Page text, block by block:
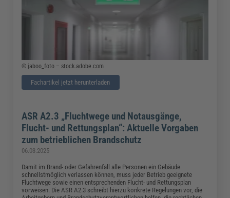
© jaboo_foto – stock.adobe.com
Fachartikel jetzt herunterladen
ASR A2.3 „Fluchtwege und Notausgänge,
Flucht- und Rettungsplan“: Aktuelle Vorgaben
zum betrieblichen Brandschutz
06.03.2025
Damit im Brand- oder Gefahrenfall alle Personen ein Gebäude
schnellstmöglich verlassen können, muss jeder Betrieb geeignete
Fluchtwege sowie einen entsprechenden Flucht- und Rettungsplan
vorweisen. Die ASR A2.3 schreibt hierzu konkrete Regelungen vor, die